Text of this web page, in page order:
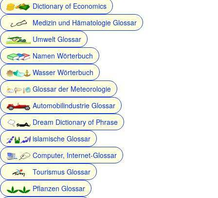
Dictionary of Economics
Medizin und Hämatologie Glossar
Umwelt Glossar
Namen Wörterbuch
Wasser Wörterbuch
Glossar der Meteorologie
Automobilindustrie Glossar
Dream Dictionary of Phrase
islamische Glossar
Computer, Internet-Glossar
Tourismus Glossar
Pflanzen Glossar